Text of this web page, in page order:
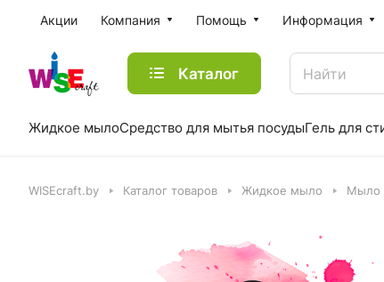
Акции Компания Помощь Информация
Каталог
Жидкое мылоСредство для мытья посудыГель для
WISEcraft.by Каталог товаров Жидкое мыло Мыло